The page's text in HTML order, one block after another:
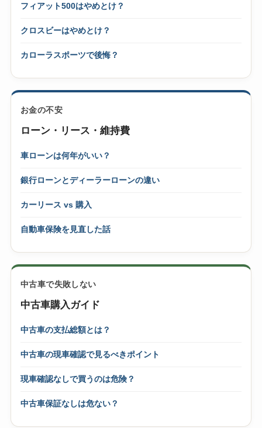
フィアット500はやめとけ？
クロスビーはやめとけ？
カローラスポーツで後悔？
お金の不安
ローン・リース・維持費
車ローンは何年がいい？
銀行ローンとディーラーローンの違い
カーリース vs 購入
自動車保険を見直した話
中古車で失敗しない
中古車購入ガイド
中古車の支払総額とは？
中古車の現車確認で見るべきポイント
現車確認なしで買うのは危険？
中古車保証なしは危ない？